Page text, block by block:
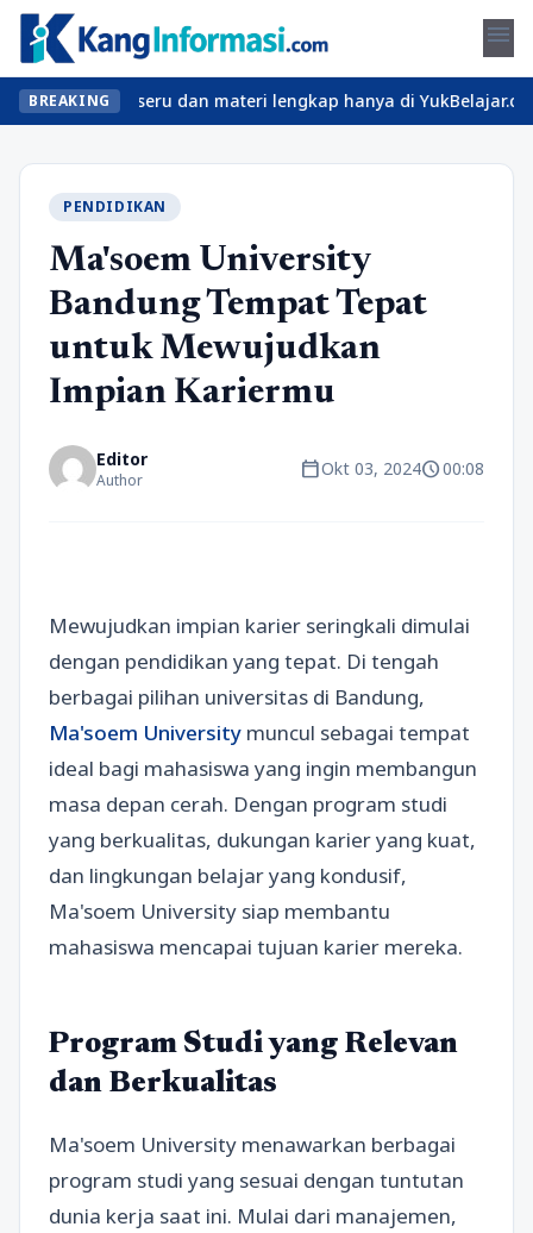
menu
BREAKING
kelas seru dan materi lengkap hanya di YukBelajar.com.
PENDIDIKAN
Ma'soem University
Bandung Tempat Tepat
untuk Mewujudkan
Impian Kariermu
Editor
Author calendar_todayOkt 03, 2024schedule00:08
Mewujudkan impian karier seringkali dimulai
dengan pendidikan yang tepat. Di tengah
berbagai pilihan universitas di Bandung,
Ma'soem University muncul sebagai tempat
ideal bagi mahasiswa yang ingin membangun
masa depan cerah. Dengan program studi
yang berkualitas, dukungan karier yang kuat,
dan lingkungan belajar yang kondusif,
Ma'soem University siap membantu
mahasiswa mencapai tujuan karier mereka.
Program Studi yang Relevan
dan Berkualitas
Ma'soem University menawarkan berbagai
program studi yang sesuai dengan tuntutan
dunia kerja saat ini. Mulai dari manajemen,